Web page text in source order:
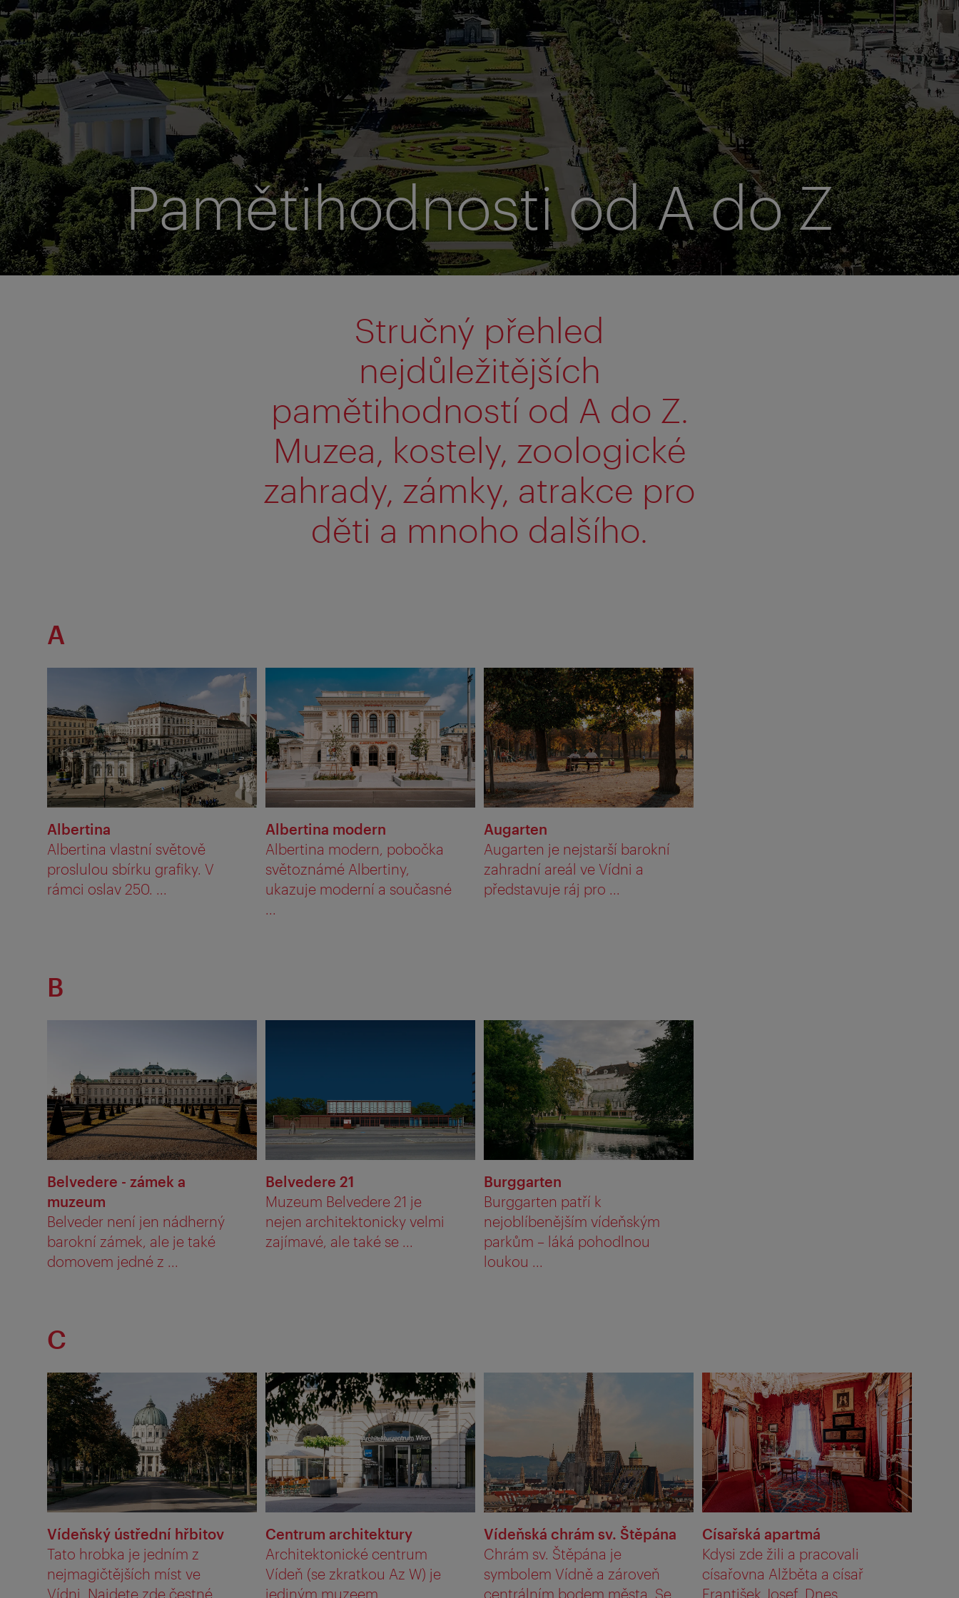
Pamětihodnosti od A do Z
Stručný přehled
nejdůležitějších
pamětihodností od A do Z.
Muzea, kostely, zoologické
zahrady, zámky, atrakce pro
děti a mnoho dalšího.
A
Albertina
Albertina vlastní světově
proslulou sbírku grafiky. V
rámci oslav 250. ...
Albertina modern
Albertina modern, pobočka
světoznámé Albertiny,
ukazuje moderní a současné
...
Augarten
Augarten je nejstarší barokní
zahradní areál ve Vídni a
představuje ráj pro ...
B
Belvedere - zámek a
muzeum
Belveder není jen nádherný
barokní zámek, ale je také
domovem jedné z ...
Belvedere 21
Muzeum Belvedere 21 je
nejen architektonicky velmi
zajímavé, ale také se ...
Burggarten
Burggarten patří k
nejoblíbenějším vídeňským
parkům – láká pohodlnou
loukou ...
C
Vídeňský ústřední hřbitov
Tato hrobka je jedním z
nejmagičtějších míst ve
Vídni. Najdete zde čestné ...
Centrum architektury
Architektonické centrum
Vídeň (se zkratkou Az W) je
jediným muzeem ...
Vídeňská chrám sv. Štěpána
Chrám sv. Štěpána je
symbolem Vídně a zároveň
centrálním bodem města. Se
Císařská apartmá
Kdysi zde žili a pracovali
císařovna Alžběta a císař
František Josef. Dnes ...